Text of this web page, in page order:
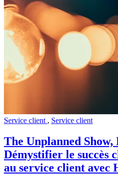
Service client , Service client
The Unplanned Show,
Démystifier le succès
au service client avec